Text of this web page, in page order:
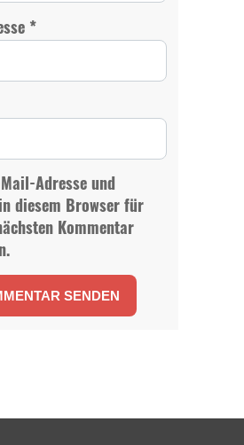
*
Adresse und
diesem Browser für
Kommentar